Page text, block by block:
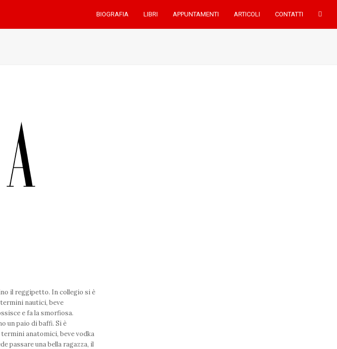
BIOGRAFIA LIBRI APPUNTAMENTI ARTICOLI CONTATTI
il reggipetto. In collegio si è
nautici, beve
e fa la smorfiosa.
un paio di baffi. Si è
anatomici, beve vodka
passare una bella ragazza, il